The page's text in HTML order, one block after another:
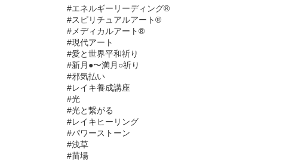
#エネルギーリーディング®︎
#スピリチュアルアート®︎
#メディカルアート®︎
#現代アート
#愛と世界平和祈り
#新月●〜満月○祈り
#邪気払い
#レイキ養成講座
#光
#光と繋がる
#レイキヒーリング
#パワーストーン
#浅草
#苗場